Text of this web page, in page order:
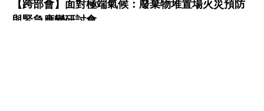
【跨部會】面對極端氣候：廢棄物堆置場火災預防
與緊急應變研討會